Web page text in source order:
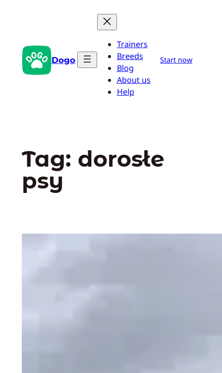
Dogo
Trainers
Breeds
Blog
About us
Help
Start now
Tag: dorosłe
psy